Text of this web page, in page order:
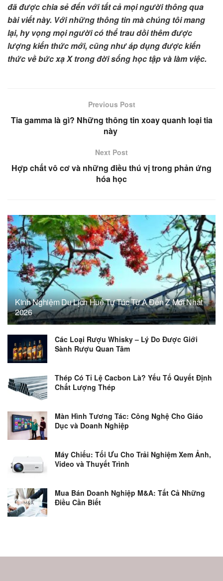
đã được chia sẻ đến với tất cả mọi người thông qua
bài viết này. Với những thông tin mà chúng tôi mang
lại, hy vọng mọi người có thể trau dồi thêm được
lượng kiến thức mới, cũng như áp dụng được kiến
thức về bức xạ X trong đời sống học tập và làm việc.
Previous Post
Tia gamma là gì? Những thông tin xoay quanh loại tia
này
Next Post
Hợp chất vô cơ và những điều thú vị trong phản ứng
hóa học
Kinh Nghiệm Du Lịch Huế Tự Túc Từ A Đến Z Mới Nhất
2026
Các Loại Rượu Whisky – Lý Do Được Giới
Sành Rượu Quan Tâm
Thép Có Tỉ Lệ Cacbon Là? Yếu Tố Quyết Định
Chất Lượng Thép
Màn Hình Tương Tác: Công Nghệ Cho Giáo
Dục và Doanh Nghiệp
Máy Chiếu: Tối Ưu Cho Trải Nghiệm Xem Ảnh,
Video và Thuyết Trình
Mua Bán Doanh Nghiệp M&A: Tất Cả Những
Điều Cần Biết